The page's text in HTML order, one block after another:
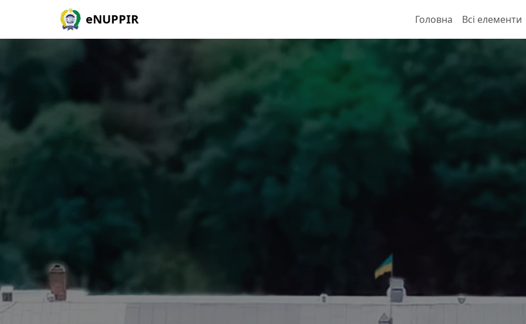
eNUPPIR Головна Всі елементи